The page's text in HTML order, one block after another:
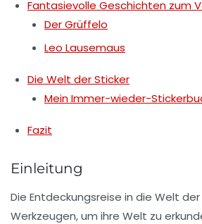
Fantasievolle Geschichten zum
Der Grüffelo
Leo Lausemaus
Die Welt der Sticker
Mein Immer-wieder-
Fazit
Einleitung
Die Entdeckungsreise in die Welt der
Werkzeugen, um ihre Welt zu